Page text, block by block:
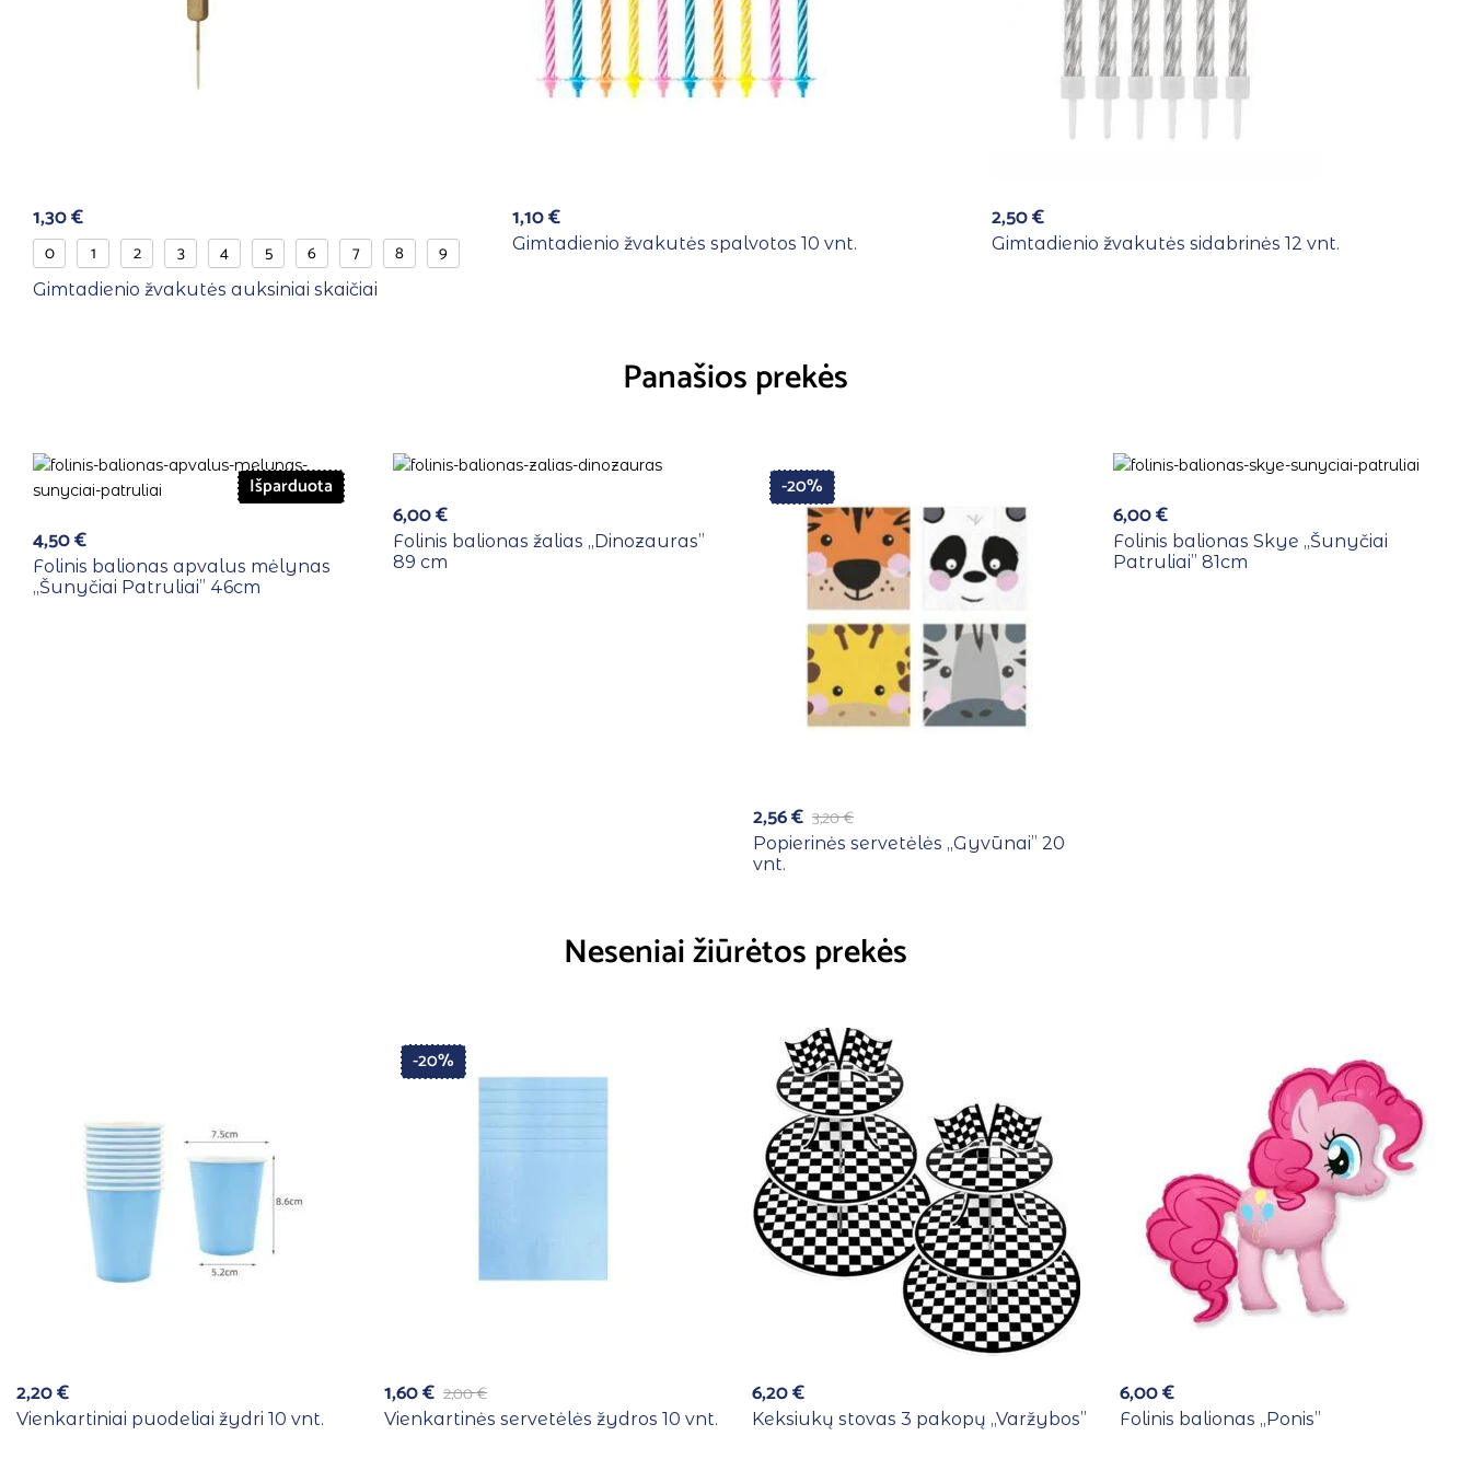
1,30€
0 1 2 3 4 5 6 7 8 9
Gimtadienio žvakutės auksiniai skaičiai
1,10€
Gimtadienio žvakutės spalvotos 10 vnt.
2,50€
Gimtadienio žvakutės sidabrinės 12 vnt.
Panašios prekės
Išparduota
4,50€
Folinis balionas apvalus mėlynas
,,Šunyčiai Patruliai” 46cm
6,00€
Folinis balionas žalias ,,Dinozauras”
89 cm
-20%
3,20€
2,56€
Popierinės servetėlės ,,Gyvūnai” 20
vnt.
6,00€
Folinis balionas Skye ,,Šunyčiai
Patruliai” 81cm
Neseniai žiūrėtos prekės
2,20€
Vienkartiniai puodeliai žydri 10 vnt.
-20%
2,00€
1,60€
Vienkartinės servetėlės žydros 10 vnt.
6,20€
Keksiukų stovas 3 pakopų ,,Varžybos”
6,00€
Folinis balionas ,,Ponis”